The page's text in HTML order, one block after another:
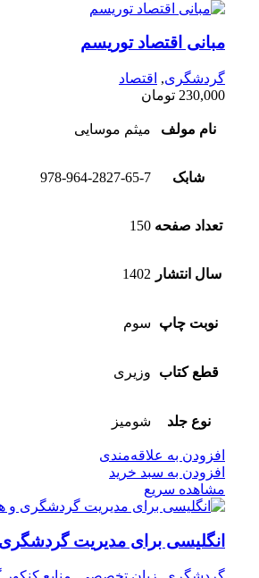
مبانی اقتصاد توریسم
گردشگری, اقتصاد
230,000 تومان
نام مولف میثم موسایی
شابک 978-964-2827-65-7
تعداد صفحه 150
سال انتشار 1402
نوبت چاپ سوم
قطع کتاب وزیری
نوع جلد شومیز
افزودن به علاقه‌مندی
افزودن به سبد خرید
مشاهده سریع
انگلیسی برای مدیریت